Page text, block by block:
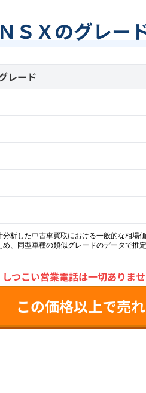
ＮＳＸのグレー
レード
析した中古車買取における一般的な相場
、同型車種の類似グレードのデータで推定
しつこい営業電話は一切ありませ
この価格以上で売